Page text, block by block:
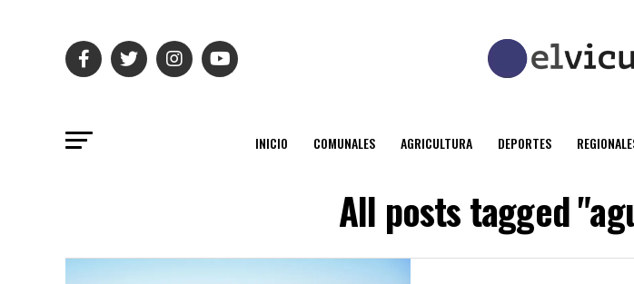
INICIO COMUNALES AGRICULTURA DEPORTES
All posts tagged